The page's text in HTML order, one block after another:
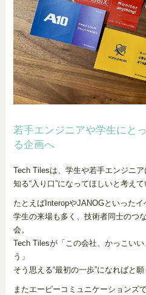
若手エンジニアや学生にと
る企画へ
Tech Tilesは、学生や若手エンジニ
知る“入り口”になってほしいと考えて
たとえばInteropやJANOGといったイ
学生の来場も多く、技術者同士のつ
会。
Tech Tilesが「この会社、かっこい
う」
そう思える“最初の一歩”になればと願
またエーピーコミュニケーションズ